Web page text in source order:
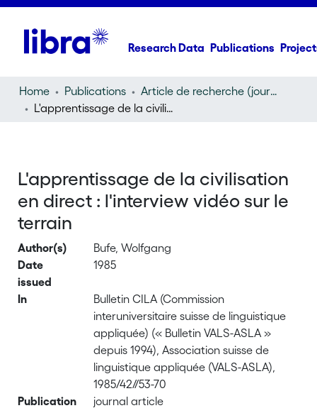
Research Data Publications
Home Publications
Article de recherche (journal article)
L'apprentissage de la civilisation en direct : l'interview vidéo sur le terrain
L'apprentissage de la civilisation
en direct : l'interview vidéo sur le
terrain
Author(s)
Bufe, Wolfgang
Date
issued
1985
In
Bulletin CILA (Commission
interuniversitaire suisse de linguistique
appliquée) (« Bulletin VALS-ASLA »
depuis 1994), Association suisse de
linguistique appliquée (VALS-ASLA),
1985/42//53-70
Publication
journal article